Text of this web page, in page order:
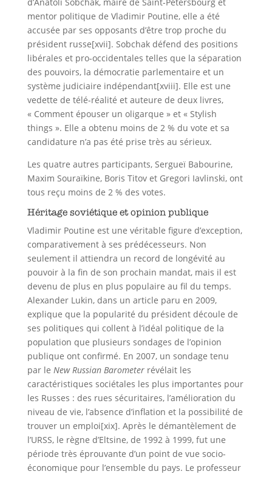
mentor politique de Vladimir Poutine, elle a été
accusée par ses opposants d’être trop proche du
président russe[xvii]. Sobchak défend des positions
libérales et pro-occidentales telles que la séparation
des pouvoirs, la démocratie parlementaire et un
système judiciaire indépendant[xviii]. Elle est une
vedette de télé-réalité et auteure de deux livres,
« Comment épouser un oligarque » et « Stylish
things ». Elle a obtenu moins de 2 % du vote et sa
candidature n’a pas été prise très au sérieux.
Les quatre autres participants, Sergueï Babourine,
Maxim Souraïkine, Boris Titov et Gregori Iavlinski, ont
tous reçu moins de 2 % des votes.
Héritage soviétique et opinion publique
Vladimir Poutine est une véritable figure d’exception,
comparativement à ses prédécesseurs. Non
seulement il attiendra un record de longévité au
pouvoir à la fin de son prochain mandat, mais il est
devenu de plus en plus populaire au fil du temps.
Alexander Lukin, dans un article paru en 2009,
explique que la popularité du président découle de
ses politiques qui collent à l’idéal politique de la
population que plusieurs sondages de l’opinion
publique ont confirmé. En 2007, un sondage tenu
par le New Russian Barometerrévélait les
caractéristiques sociétales les plus importantes pour
les Russes : des rues sécuritaires, l’amélioration du
niveau de vie, l’absence d’inflation et la possibilité de
trouver un emploi[xix]. Après le démantèlement de
l’URSS, le règne d’Eltsine, de 1992 à 1999, fut une
période très éprouvante d’un point de vue socio-
économique pour l’ensemble du pays. Le professeur